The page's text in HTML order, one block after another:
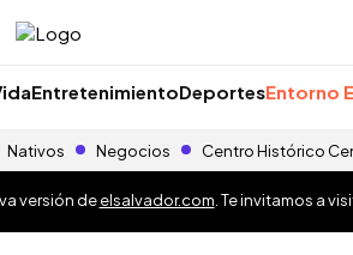
EntretenimientoDeportesEntorno
Nativos Negocios Centro Histórico
versión deelsalvador.com . Te invitamos a